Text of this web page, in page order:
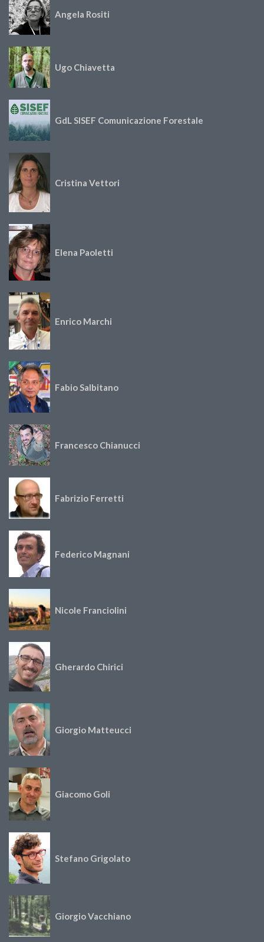
Angela Rositi
Ugo Chiavetta
GdL SISEF Comunicazione Forestale
Cristina Vettori
Elena Paoletti
Enrico Marchi
Fabio Salbitano
Francesco Chianucci
Fabrizio Ferretti
Federico Magnani
Nicole Franciolini
Gherardo Chirici
Giorgio Matteucci
Giacomo Goli
Stefano Grigolato
Giorgio Vacchiano